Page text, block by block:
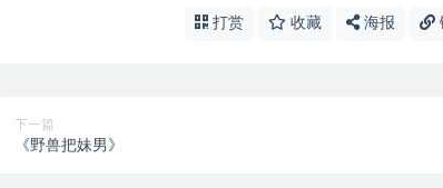
打赏 收藏 海报
下一篇
《野兽把妹男》